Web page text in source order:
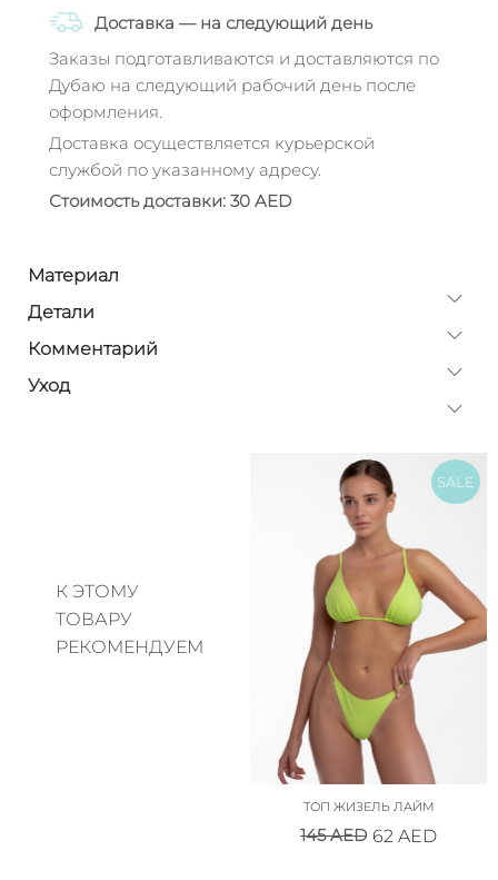
Доставка — на следующий день
Заказы подготавливаются и доставляются по
Дубаю на следующий рабочий день после
оформления.
Доставка осуществляется курьерской
службой по указанному адресу.
Стоимость доставки: 30 AED
Материал
Детали
Комментарий
Уход
К ЭТОМУ
ТОВАРУ
РЕКОМЕНДУЕМ
SALE
ТОП ЖИЗЕЛЬ ЛАЙМ
145AED 62 AED